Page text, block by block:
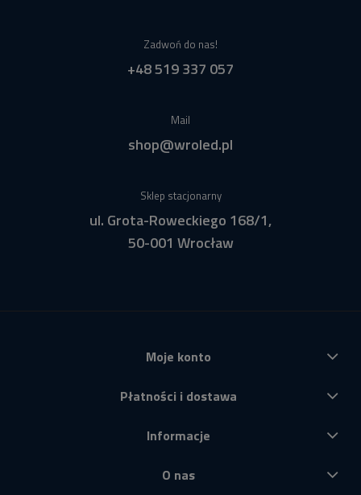
Zadwoń do nas!
+48 519 337 057
Mail
shop@wroled.pl
Sklep stacjonarny
ul. Grota-Roweckiego 168/1,
50-001 Wrocław
Moje konto
Płatności i dostawa
Informacje
O nas